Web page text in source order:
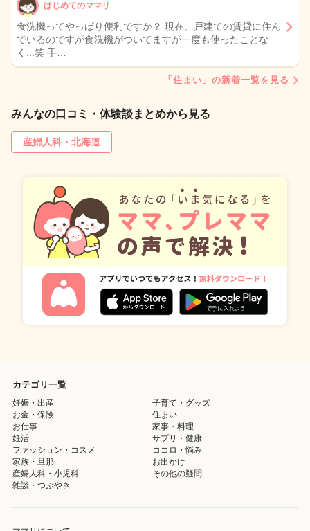
はじめてのママリ
食洗機ってやっぱり便利ですか？ 現在、戸建ての賃貸に住ん
でいるのですが食洗機がついてますが一度も使ったことな
く...笑 手…
「住まい」の新着一覧を見る
みんなの口コミ・体験談まとめから見る
産婦人科・北海道
カテゴリ一覧
妊娠・出産
子育て・グッズ
お金・保険
住まい
お仕事
家事・料理
妊活
サプリ・健康
ファッション・コスメ
ココロ・悩み
家族・旦那
お出かけ
産婦人科・小児科
その他の疑問
雑談・つぶやき